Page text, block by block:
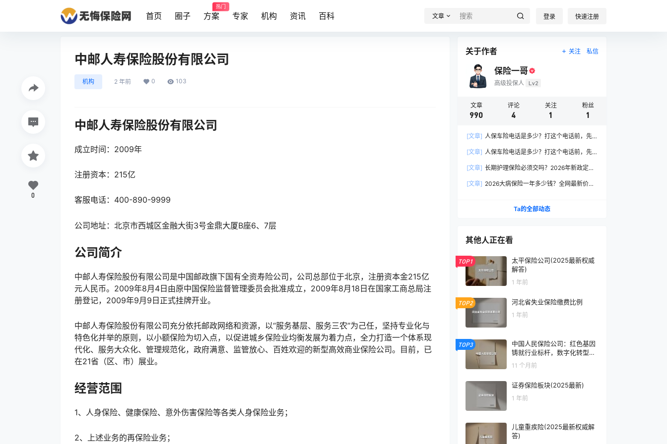
首页 圈子 方案
热门
专家 机构 资讯 百科 文章 登录 快速注册
中邮人寿保险股份有限公司
机构 2 年前 0 103
中邮人寿保险股份有限公司
成立时间：2009年
注册资本：215亿
客服电话：400-890-9999
公司地址：北京市西城区金融大街3号金鼎大厦B座6、7层
公司简介
中邮人寿保险股份有限公司是中国邮政旗下国有全资寿险公司，公司总部位于北京，注册资本金215亿
元人民币。2009年8月4日由原中国保险监督管理委员会批准成立，2009年8月18日在国家工商总局注
册登记，2009年9月9日正式挂牌开业。
中邮人寿保险股份有限公司充分依托邮政网络和资源，以“服务基层、服务三农”为己任，坚持专业化与
特色化并举的原则，以小额保险为切入点，以促进城乡保险业均衡发展为着力点，全力打造一个体系现
代化、服务大众化、管理规范化，政府满意、监管放心、百姓欢迎的新型高效商业保险公司。目前，已
在21省（区、市）展业。
经营范围
1、人身保险、健康保险、意外伤害保险等各类人身保险业务；
2、上述业务的再保险业务；
0
关于作者 关注 私信
保险一哥
高级投保人 Lv2
文章
990
评论
4
关注
1
粉丝
1
[文章] 人保车险电话是多少？打这个电话前，先
[文章] 人保车险电话是多少？打这个电话前，先
[文章] 长期护理保险必须交吗？2026年新政定
[文章] 2026大病保险一年多少钱？全网最新价格
Ta的全部动态
其他人正在看
TOP1
太平保险公司(2025最新权威
解答)
1 年前
TOP2 河北省失业保险缴费比例
1 年前
TOP3
中国人民保险公司：红色基因
铸就行业标杆，数字化转型再
掀新篇章
11 个月前
证券保险板块(2025最新)
1 年前
儿童重疾险(2025最新权威解
答)